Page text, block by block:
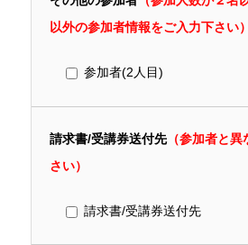
以外の参加者情報をご入力下さい）
参加者(2人目)
請求書/受講券送付先（参加者と異
さい）
請求書/受講券送付先